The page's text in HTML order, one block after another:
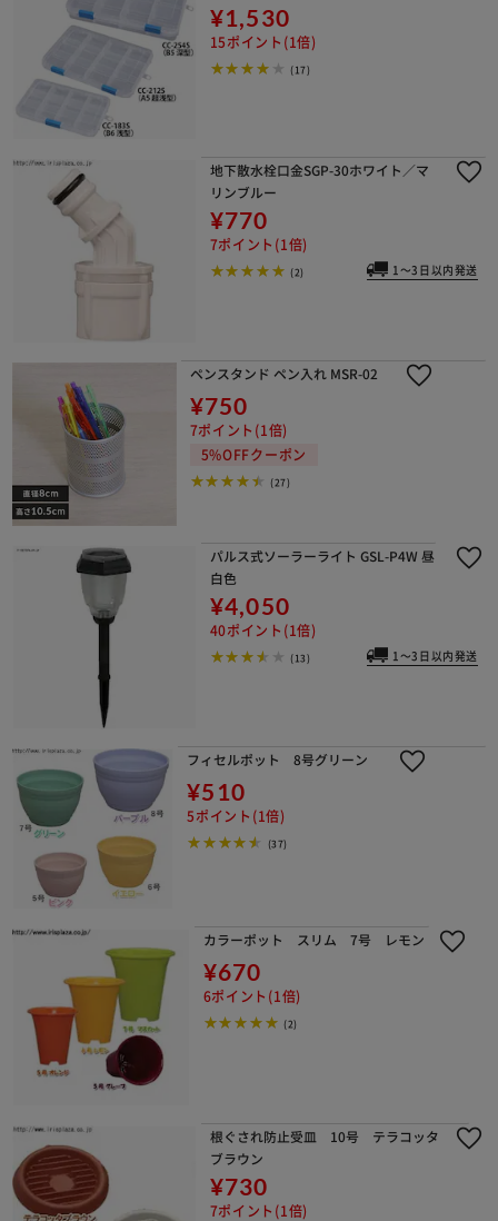
¥1,530
15ポイント(1倍)
(17)
地下散水栓口金SGP-30ホワイト／マ
リンブルー
¥770
7ポイント(1倍)
(2) 1～3日以内発送
ペンスタンド ペン入れ MSR-02
¥750
7ポイント(1倍)
5%OFFクーポン
(27)
パルス式ソーラーライト GSL-P4W 昼
白色
¥4,050
40ポイント(1倍)
(13) 1～3日以内発送
フィセルポット 8号グリーン
¥510
5ポイント(1倍)
(37)
カラーポット スリム 7号 レモン
¥670
6ポイント(1倍)
(2)
根ぐされ防止受皿 10号 テラコッタ
ブラウン
¥730
7ポイント(1倍)